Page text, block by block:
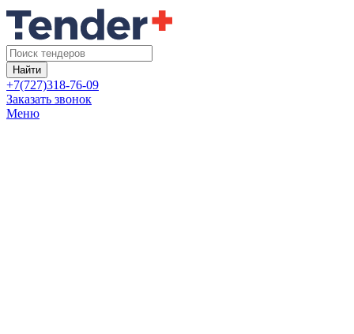
Найти
+7(727)318-76-09
Заказать звонок
Меню